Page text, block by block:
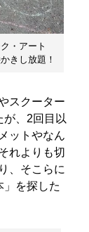
・アート
きし放題！
スクーター
が、2回目以
ットやなん
れよりも切
、そこらに
」を探した